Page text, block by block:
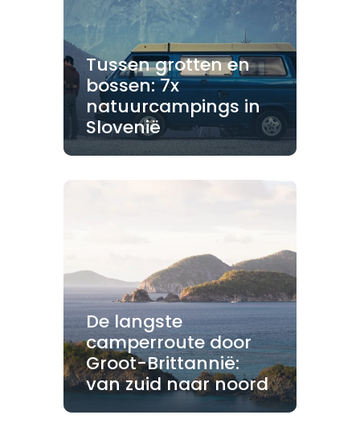
Tussen grotten en
bossen: 7x
natuurcampings in
Slovenië
De langste
camperroute door
Groot-Brittannië:
van zuid naar noord